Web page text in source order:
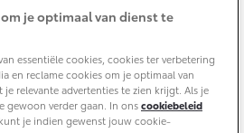
Vanaf € 49.995,-
je optimaal van dienst te
essentiële cookies, cookies ter verbetering
en reclame cookies om je optimaal van
relevante advertenties te zien krijgt. Als je
gewoon verder gaan. In onscookiebeleid
je indien gewenst jouw cookie-